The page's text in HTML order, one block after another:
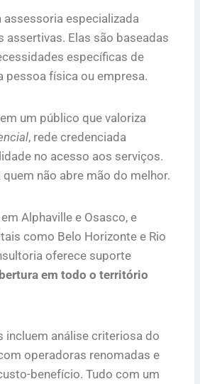
assessoria especializada
assertivas. Elas são baseadas
específicas de
pessoa física ou empresa.
um público que valoriza
, rede credenciada
no acesso aos serviços.
quem não abre mão do melhor.
Alphaville e Osasco, e
como Belo Horizonte e Rio
oferece suporte
em todo o território
incluem análise criteriosa do
operadoras renomadas e
benefício. Tudo com um